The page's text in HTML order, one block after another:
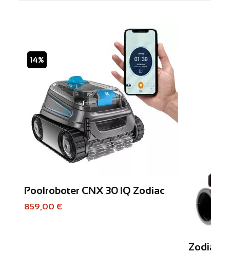
Poolroboter CNX 30 IQ Zodiac
859,00 €
14%
Zodiac